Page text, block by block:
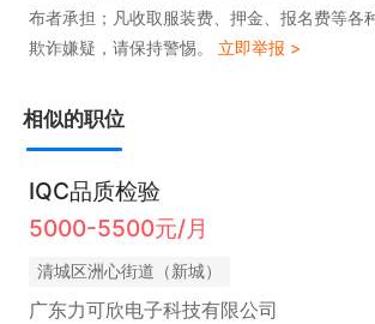
布者承担；凡收取服装费、押金、报名费等各
欺诈嫌疑，请保持警惕。 立即举报 >
相似的职位
IQC品质检验
5000-5500元/月
清城区洲心街道（新城）
广东力可欣电子科技有限公司